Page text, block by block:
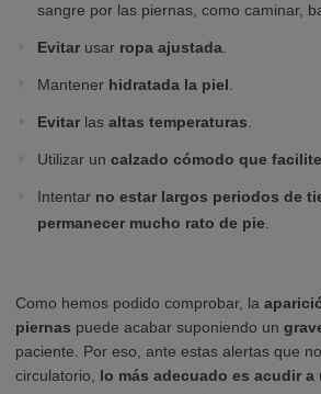
sangre por las piernas, como caminar,
Evitar usar ropa ajustada.
Mantener hidratada la piel.
Evitar las altas temperaturas.
Utilizar un calzado cómodo que
Intentar no estar largos periodos de
permanecer mucho rato de pie.
Como hemos podido comprobar, la
piernas puede acabar suponiendo un
paciente. Por eso, ante estas alertas que
circulatorio, lo más adecuado es acudir